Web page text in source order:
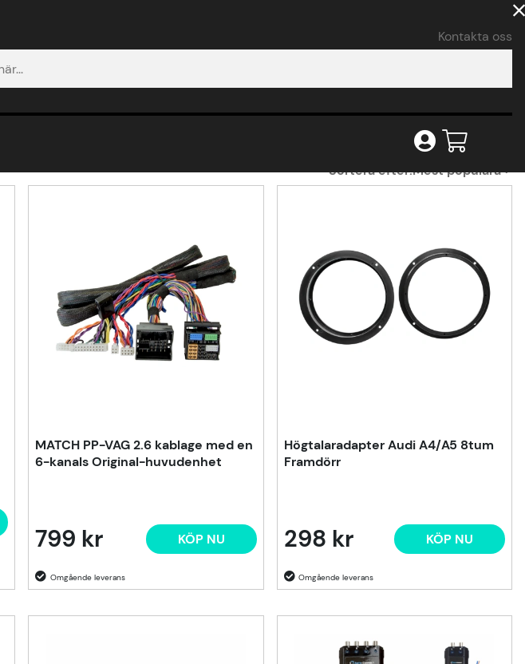
Kontakta oss
Sortera efter:Mest populära
MATCH PP-VAG 2.6 kablage med en
6-kanals Original-huvudenhet
799 kr KÖP NU
Högtalaradapter Audi A4/A5 8tum
Framdörr
298 kr KÖP NU